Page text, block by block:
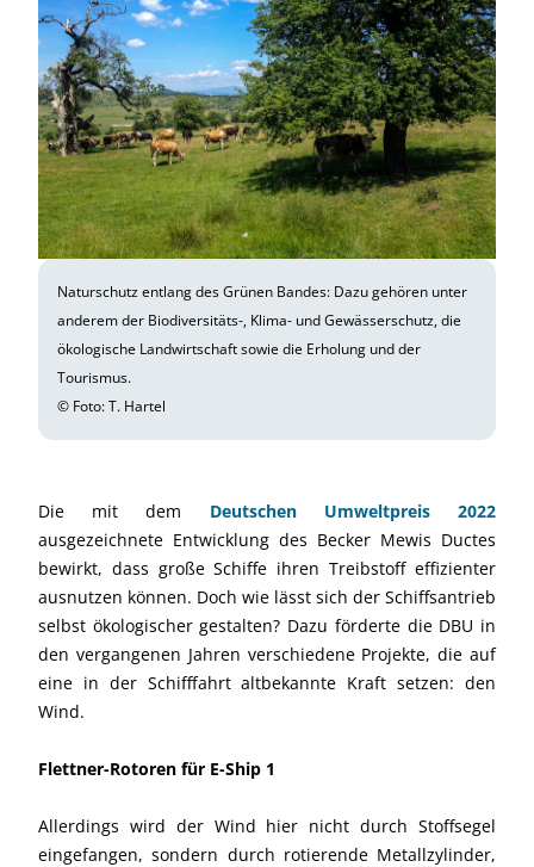
Naturschutz entlang des Grünen Bandes: Dazu gehören unter
anderem der Biodiversitäts-, Klima- und Gewässerschutz, die
ökologische Landwirtschaft sowie die Erholung und der
Tourismus.
© Foto: T. Hartel
Die mit dem Deutschen Umweltpreis 2022
ausgezeichnete Entwicklung des Becker Mewis Ductes
bewirkt, dass große Schiffe ihren Treibstoff effizienter
ausnutzen können. Doch wie lässt sich der Schiffsantrieb
selbst ökologischer gestalten? Dazu förderte die DBU in
den vergangenen Jahren verschiedene Projekte, die auf
eine in der Schifffahrt altbekannte Kraft setzen: den
Wind.
Flettner-Rotoren für E-Ship 1
Allerdings wird der Wind hier nicht durch Stoffsegel
eingefangen, sondern durch rotierende Metallzylinder,